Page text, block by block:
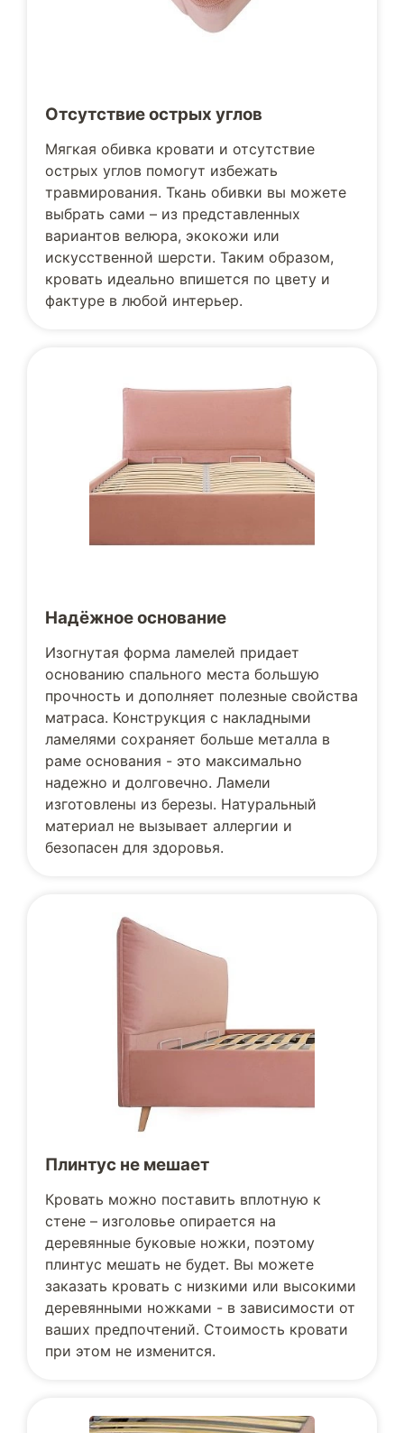
Отсутствие острых углов
Мягкая обивка кровати и отсутствие
острых углов помогут избежать
травмирования. Ткань обивки вы можете
выбрать сами – из представленных
вариантов велюра, экокожи или
искусственной шерсти. Таким образом,
кровать идеально впишется по цвету и
фактуре в любой интерьер.
Надёжное основание
Изогнутая форма ламелей придает
основанию спального места большую
прочность и дополняет полезные свойства
матраса. Конструкция с накладными
ламелями сохраняет больше металла в
раме основания - это максимально
надежно и долговечно. Ламели
изготовлены из березы. Натуральный
материал не вызывает аллергии и
безопасен для здоровья.
Плинтус не мешает
Кровать можно поставить вплотную к
стене – изголовье опирается на
деревянные буковые ножки, поэтому
плинтус мешать не будет. Вы можете
заказать кровать с низкими или высокими
деревянными ножками - в зависимости от
ваших предпочтений. Стоимость кровати
при этом не изменится.